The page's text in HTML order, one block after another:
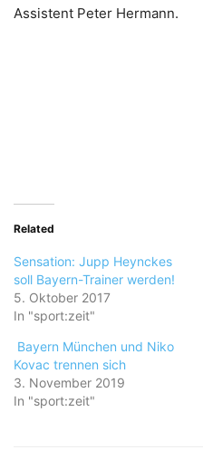
Assistent Peter Hermann.
Related
Sensation: Jupp Heynckes
soll Bayern-Trainer werden!
5. Oktober 2017
In "sport:zeit"
Bayern München und Niko
Kovac trennen sich
3. November 2019
In "sport:zeit"